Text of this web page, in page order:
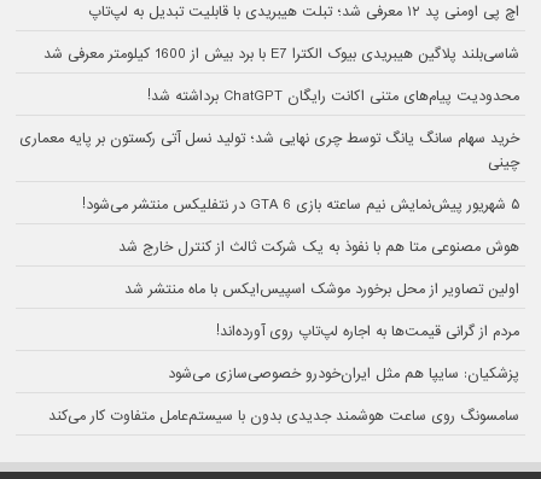
اچ پی اومنی پد ۱۲ معرفی شد؛ تبلت هیبریدی با قابلیت تبدیل به لپ‌تاپ
شاسی‌بلند پلاگین هیبریدی بیوک الکترا E7 با برد بیش از 1600 کیلومتر معرفی شد
محدودیت پیام‌های متنی اکانت رایگان ChatGPT برداشته شد!
خرید سهام سانگ‌ یانگ توسط چری نهایی شد؛ تولید نسل آتی رکستون بر پایه معماری
چینی
۵ شهریور پیش‌نمایش نیم ساعته بازی GTA 6 در نتفلیکس منتشر می‌شود!
هوش مصنوعی متا هم با نفوذ به یک شرکت ثالث از کنترل خارج شد
اولین تصاویر از محل برخورد موشک اسپیس‌ایکس با ماه منتشر شد
مردم از گرانی قیمت‌ها به اجاره لپ‌تاپ روی آورده‌اند!
پزشکیان: سایپا هم مثل ایران‌خودرو خصوصی‌سازی می‌شود
سامسونگ روی ساعت هوشمند جدیدی بدون با سیستم‌عامل متفاوت کار می‌کند